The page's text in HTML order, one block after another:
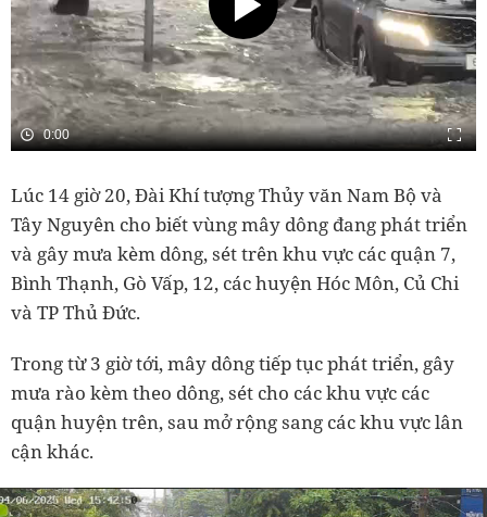
Lúc 14 giờ 20, Đài Khí tượng Thủy văn Nam Bộ và
Tây Nguyên cho biết vùng mây dông đang phát triển
và gây mưa kèm dông, sét trên khu vực các quận 7,
Bình Thạnh, Gò Vấp, 12, các huyện Hóc Môn, Củ Chi
và TP Thủ Đức.
Trong từ 3 giờ tới, mây dông tiếp tục phát triển, gây
mưa rào kèm theo dông, sét cho các khu vực các
quận huyện trên, sau mở rộng sang các khu vực lân
cận khác.